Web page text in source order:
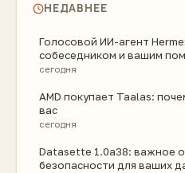
НЕДАВНЕЕ
Голосовой ИИ-агент
собеседником и вашим
сегодня
AMD покупает Taalas:
вас
сегодня
Datasette 1.0a38: важное
безопасности для ваших